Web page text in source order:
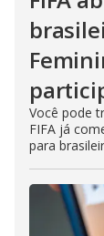
Você pode
FIFA já
para